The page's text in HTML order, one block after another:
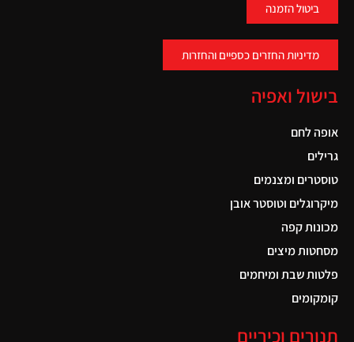
ביטול הזמנה
מדיניות החזרים כספיים והחזרות
בישול ואפיה
אופה לחם
גרילים
טוסטרים ומצנמים
מיקרוגלים וטוסטר אובן
מכונות קפה
מסחטות מיצים
פלטות שבת ומיחמים
קומקומים
תנורים וכיריים